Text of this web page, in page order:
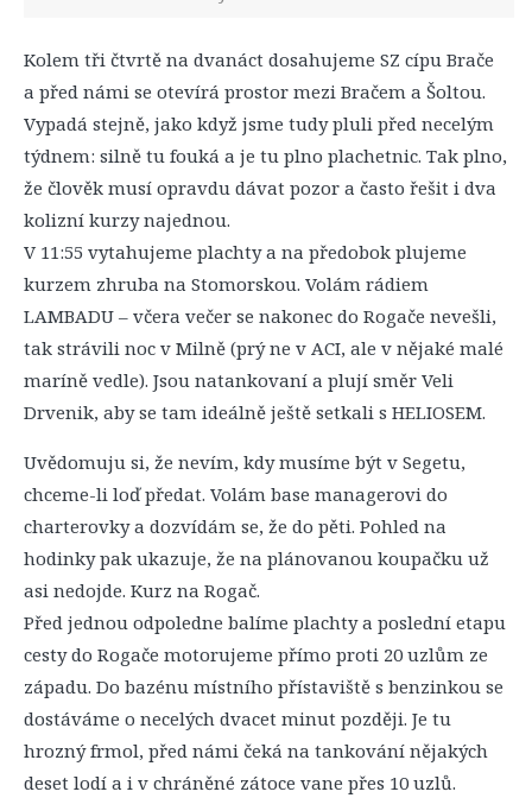
Kolem tři čtvrtě na dvanáct dosahujeme SZ cípu Brače
a před námi se otevírá prostor mezi Bračem a Šoltou.
Vypadá stejně, jako když jsme tudy pluli před necelým
týdnem: silně tu fouká a je tu plno plachetnic. Tak plno,
že člověk musí opravdu dávat pozor a často řešit i dva
kolizní kurzy najednou.
V 11:55 vytahujeme plachty a na předobok plujeme
kurzem zhruba na Stomorskou. Volám rádiem
LAMBADU – včera večer se nakonec do Rogače nevešli,
tak strávili noc v Milně (prý ne v ACI, ale v nějaké malé
maríně vedle). Jsou natankovaní a plují směr Veli
Drvenik, aby se tam ideálně ještě setkali s HELIOSEM.
Uvědomuju si, že nevím, kdy musíme být v Segetu,
chceme-li loď předat. Volám base managerovi do
charterovky a dozvídám se, že do pěti. Pohled na
hodinky pak ukazuje, že na plánovanou koupačku už
asi nedojde. Kurz na Rogač.
Před jednou odpoledne balíme plachty a poslední etapu
cesty do Rogače motorujeme přímo proti 20 uzlům ze
západu. Do bazénu místního přístaviště s benzinkou se
dostáváme o necelých dvacet minut později. Je tu
hrozný frmol, před námi čeká na tankování nějakých
deset lodí a i v chráněné zátoce vane přes 10 uzlů.